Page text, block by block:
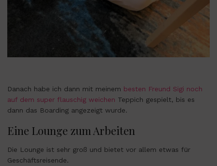
Danach habe ich dann mit meinem besten Freund Sigi noch
auf dem super flauschig weichen Teppich gespielt, bis es
dann das Boarding angezeigt wurde.
Eine Lounge zum Arbeiten
Die Lounge ist sehr groß und bietet vor allem etwas für
Geschäftsreisende.